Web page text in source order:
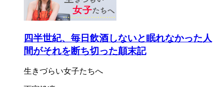
四半世紀、毎日飲酒しないと眠れなかった人
間がそれを断ち切った顛末記
生きづらい女子たちへ